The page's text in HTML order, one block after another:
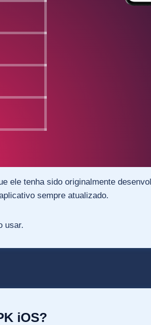
ele tenha sido originalmente
sempre atualizado.
usar.
iOS?